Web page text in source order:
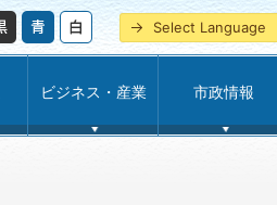
Select Language
ビジネス・産業 市政情報